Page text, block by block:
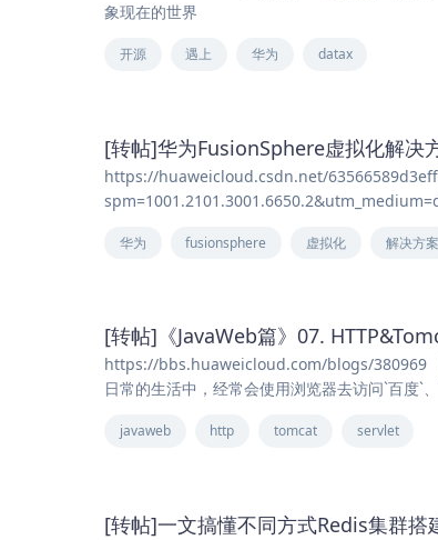
象现在的世界
开源 遇上 华为 datax
[转帖]华为FusionSphere虚拟化解决
https://huaweicloud.csdn.net/
华为 fusionsphere 虚拟化 解决方案
[转帖]《JavaWeb篇》07.
https://bbs.huaweicloud.com/blogs/380969
日常的生活中，经常会使用浏览器去访问`百度`
javaweb http tomcat servlet
[转帖]一文搞懂不同方式Redis集群搭